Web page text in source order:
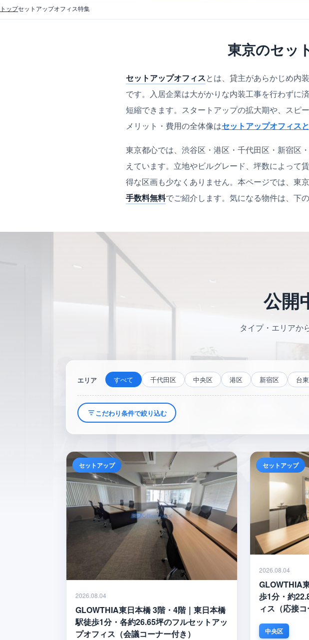
トップセットアップオフィス特集
東京のセッ
セットアップオフィスとは、貸主があらかじめ内
です。入居企業は大がかりな内装工事を行わずに済
短縮できます。スタートアップの拡大期や、スピ
メリット・費用の全体像はセットアップオフィス
東京都心では、渋谷区・港区・千代田区・新宿区
えています。立地やビルグレード、坪数によって
得な区画も少なくありません。本ページでは、東
手数料無料でご紹介します。気になる物件は、下
公開
タイプ・エリアか
エリア すべて 千代田区 中央区 港区 新宿区 台
こだわり条件で絞り込む
セットアップ
2026.08.04
GLOWTHIA東日本橋 3階・4階｜東日本橋
駅徒歩1分・各約26.65坪のフルセットアッ
プオフィス（会議コーナー付き）
セットアップ
2026.08.04
GLOWTHIA
歩1分・約
ィス（応接コ
中央区